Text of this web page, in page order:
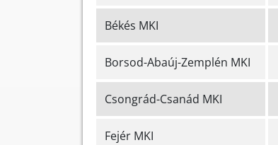
Békés MKI
Borsod-Abaúj-Zemplén MKI
Csongrád-Csanád MKI
Fejér MKI